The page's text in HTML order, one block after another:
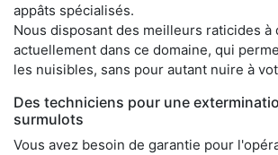
appâts spécialisés.
Nous disposant des meilleurs raticides à
actuellement dans ce domaine, qui
les nuisibles, sans pour autant nuire à
Des techniciens pour une
surmulots
Vous avez besoin de garantie pour